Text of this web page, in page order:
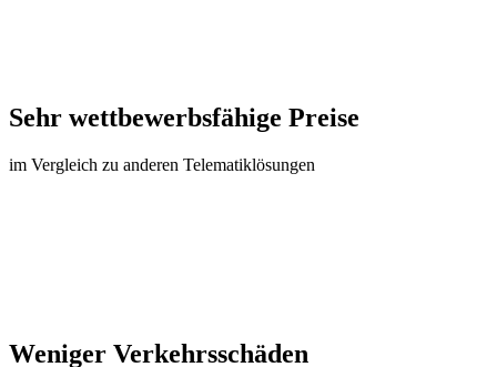
Sehr wettbewerbsfähige Preise
im Vergleich zu anderen Telematiklösungen
Weniger Verkehrsschäden